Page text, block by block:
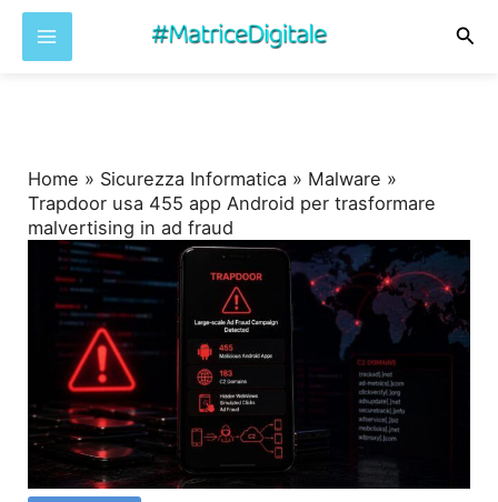
Home » Sicurezza Informatica » Malware »
Trapdoor usa 455 app Android per trasformare
malvertising in ad fraud